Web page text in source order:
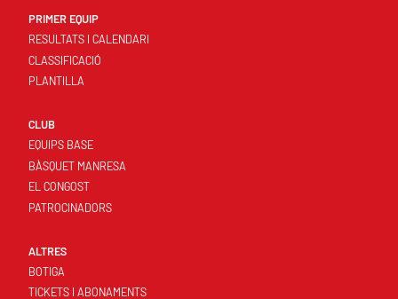
PRIMER EQUIP
RESULTATS I CALENDARI
CLASSIFICACIÓ
PLANTILLA
CLUB
EQUIPS BASE
BÀSQUET MANRESA
EL CONGOST
PATROCINADORS
ALTRES
BOTIGA
TICKETS I ABONAMENTS